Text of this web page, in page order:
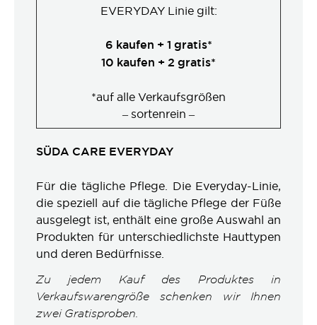
EVERYDAY Linie gilt:
6 kaufen + 1 gratis*
10 kaufen + 2 gratis*
*auf alle Verkaufsgrößen
– sortenrein –
SÜDA CARE EVERYDAY
Für die tägliche Pflege. Die Everyday-Linie,
die speziell auf die tägliche Pflege der Füße
ausgelegt ist, enthält eine große Auswahl an
Produkten für unterschiedlichste Hauttypen
und deren Bedürfnisse.
Zu jedem Kauf des Produktes in
Verkaufswarengröße schenken wir Ihnen
zwei Gratisproben.